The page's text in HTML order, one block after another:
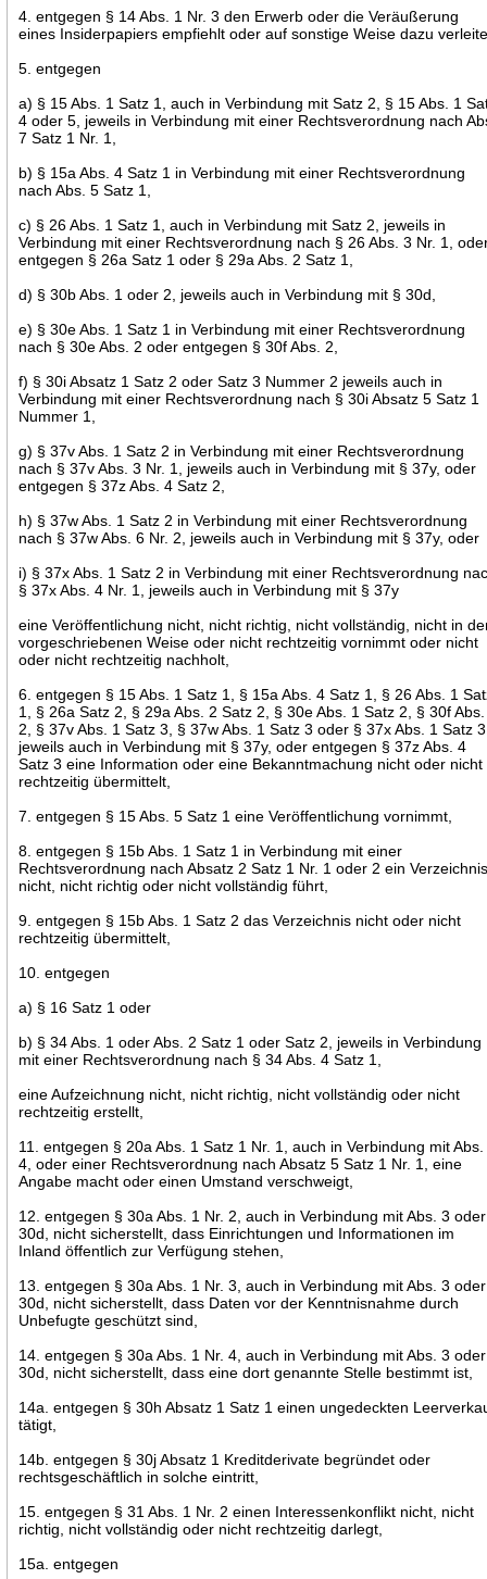
4. entgegen § 14 Abs. 1 Nr. 3 den Erwerb oder die Veräußerung
eines Insiderpapiers empfiehlt oder auf sonstige Weise dazu
5. entgegen
a) § 15 Abs. 1 Satz 1, auch in Verbindung mit Satz 2, § 15 Abs. 1
4 oder 5, jeweils in Verbindung mit einer Rechtsverordnung nach
7 Satz 1 Nr. 1,
b) § 15a Abs. 4 Satz 1 in Verbindung mit einer Rechtsverordnung
nach Abs. 5 Satz 1,
c) § 26 Abs. 1 Satz 1, auch in Verbindung mit Satz 2, jeweils in
Verbindung mit einer Rechtsverordnung nach § 26 Abs. 3 Nr. 1,
entgegen § 26a Satz 1 oder § 29a Abs. 2 Satz 1,
d) § 30b Abs. 1 oder 2, jeweils auch in Verbindung mit § 30d,
e) § 30e Abs. 1 Satz 1 in Verbindung mit einer Rechtsverordnung
nach § 30e Abs. 2 oder entgegen § 30f Abs. 2,
f) § 30i Absatz 1 Satz 2 oder Satz 3 Nummer 2 jeweils auch in
Verbindung mit einer Rechtsverordnung nach § 30i Absatz 5 Satz 1
Nummer 1,
g) § 37v Abs. 1 Satz 2 in Verbindung mit einer Rechtsverordnung
nach § 37v Abs. 3 Nr. 1, jeweils auch in Verbindung mit § 37y, oder
entgegen § 37z Abs. 4 Satz 2,
h) § 37w Abs. 1 Satz 2 in Verbindung mit einer Rechtsverordnung
nach § 37w Abs. 6 Nr. 2, jeweils auch in Verbindung mit § 37y, oder
i) § 37x Abs. 1 Satz 2 in Verbindung mit einer Rechtsverordnung
§ 37x Abs. 4 Nr. 1, jeweils auch in Verbindung mit § 37y
eine Veröffentlichung nicht, nicht richtig, nicht vollständig, nicht in
vorgeschriebenen Weise oder nicht rechtzeitig vornimmt oder nicht
oder nicht rechtzeitig nachholt,
6. entgegen § 15 Abs. 1 Satz 1, § 15a Abs. 4 Satz 1, § 26 Abs. 1
1, § 26a Satz 2, § 29a Abs. 2 Satz 2, § 30e Abs. 1 Satz 2, § 30f Abs.
2, § 37v Abs. 1 Satz 3, § 37w Abs. 1 Satz 3 oder § 37x Abs. 1 Satz
jeweils auch in Verbindung mit § 37y, oder entgegen § 37z Abs. 4
Satz 3 eine Information oder eine Bekanntmachung nicht oder nicht
rechtzeitig übermittelt,
7. entgegen § 15 Abs. 5 Satz 1 eine Veröffentlichung vornimmt,
8. entgegen § 15b Abs. 1 Satz 1 in Verbindung mit einer
Rechtsverordnung nach Absatz 2 Satz 1 Nr. 1 oder 2 ein
nicht, nicht richtig oder nicht vollständig führt,
9. entgegen § 15b Abs. 1 Satz 2 das Verzeichnis nicht oder nicht
rechtzeitig übermittelt,
10. entgegen
a) § 16 Satz 1 oder
b) § 34 Abs. 1 oder Abs. 2 Satz 1 oder Satz 2, jeweils in Verbindung
mit einer Rechtsverordnung nach § 34 Abs. 4 Satz 1,
eine Aufzeichnung nicht, nicht richtig, nicht vollständig oder nicht
rechtzeitig erstellt,
11. entgegen § 20a Abs. 1 Satz 1 Nr. 1, auch in Verbindung mit Abs.
4, oder einer Rechtsverordnung nach Absatz 5 Satz 1 Nr. 1, eine
Angabe macht oder einen Umstand verschweigt,
12. entgegen § 30a Abs. 1 Nr. 2, auch in Verbindung mit Abs. 3
30d, nicht sicherstellt, dass Einrichtungen und Informationen im
Inland öffentlich zur Verfügung stehen,
13. entgegen § 30a Abs. 1 Nr. 3, auch in Verbindung mit Abs. 3
30d, nicht sicherstellt, dass Daten vor der Kenntnisnahme durch
Unbefugte geschützt sind,
14. entgegen § 30a Abs. 1 Nr. 4, auch in Verbindung mit Abs. 3
30d, nicht sicherstellt, dass eine dort genannte Stelle bestimmt ist,
14a. entgegen § 30h Absatz 1 Satz 1 einen ungedeckten
tätigt,
14b. entgegen § 30j Absatz 1 Kreditderivate begründet oder
rechtsgeschäftlich in solche eintritt,
15. entgegen § 31 Abs. 1 Nr. 2 einen Interessenkonflikt nicht, nicht
richtig, nicht vollständig oder nicht rechtzeitig darlegt,
15a. entgegen